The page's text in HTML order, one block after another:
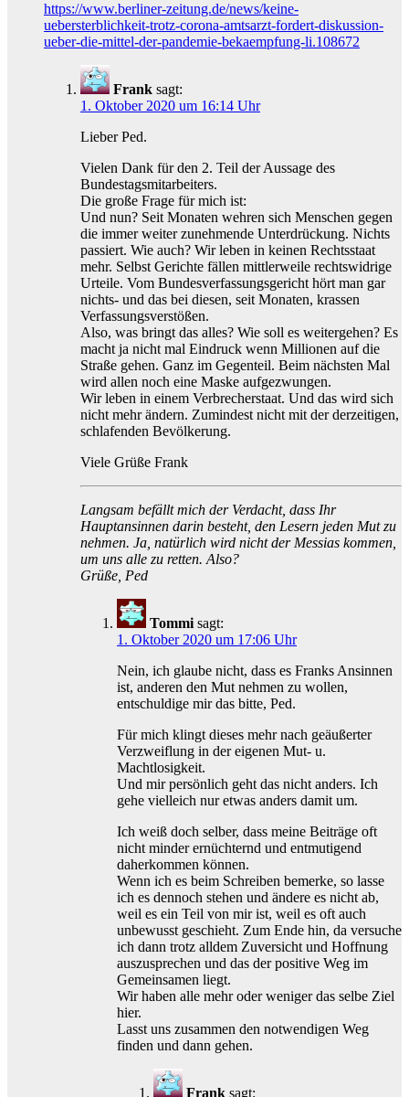
https://www.berliner-zeitung.de/news/keine-
uebersterblichkeit-trotz-corona-amtsarzt-fordert-diskussion-
ueber-die-mittel-der-pandemie-bekaempfung-li.108672
Frank sagt:
1. Oktober 2020 um 16:14 Uhr
Lieber Ped.
Vielen Dank für den 2. Teil der Aussage des
Bundestagsmitarbeiters.
Die große Frage für mich ist:
Und nun? Seit Monaten wehren sich Menschen gegen
die immer weiter zunehmende Unterdrückung. Nichts
passiert. Wie auch? Wir leben in keinen Rechtsstaat
mehr. Selbst Gerichte fällen mittlerweile rechtswidrige
Urteile. Vom Bundesverfassungsgericht hört man gar
nichts- und das bei diesen, seit Monaten, krassen
Verfassungsverstößen.
Also, was bringt das alles? Wie soll es weitergehen? Es
macht ja nicht mal Eindruck wenn Millionen auf die
Straße gehen. Ganz im Gegenteil. Beim nächsten Mal
wird allen noch eine Maske aufgezwungen.
Wir leben in einem Verbrecherstaat. Und das wird sich
nicht mehr ändern. Zumindest nicht mit der derzeitigen,
schlafenden Bevölkerung.
Viele Grüße Frank
Langsam befällt mich der Verdacht, dass Ihr
Hauptansinnen darin besteht, den Lesern jeden Mut zu
nehmen. Ja, natürlich wird nicht der Messias kommen,
um uns alle zu retten. Also?
Grüße, Ped
Tommi sagt:
1. Oktober 2020 um 17:06 Uhr
Nein, ich glaube nicht, dass es Franks Ansinnen
ist, anderen den Mut nehmen zu wollen,
entschuldige mir das bitte, Ped.
Für mich klingt dieses mehr nach geäußerter
Verzweiflung in der eigenen Mut- u.
Machtlosigkeit.
Und mir persönlich geht das nicht anders. Ich
gehe vielleich nur etwas anders damit um.
Ich weiß doch selber, dass meine Beiträge oft
nicht minder ernüchternd und entmutigend
daherkommen können.
Wenn ich es beim Schreiben bemerke, so lasse
ich es dennoch stehen und ändere es nicht ab,
weil es ein Teil von mir ist, weil es oft auch
unbewusst geschieht. Zum Ende hin, da versuche
ich dann trotz alldem Zuversicht und Hoffnung
auszusprechen und das der positive Weg im
Gemeinsamen liegt.
Wir haben alle mehr oder weniger das selbe Ziel
hier.
Lasst uns zusammen den notwendigen Weg
finden und dann gehen.
Frank sagt: